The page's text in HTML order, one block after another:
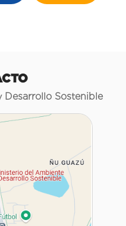
Sostenible